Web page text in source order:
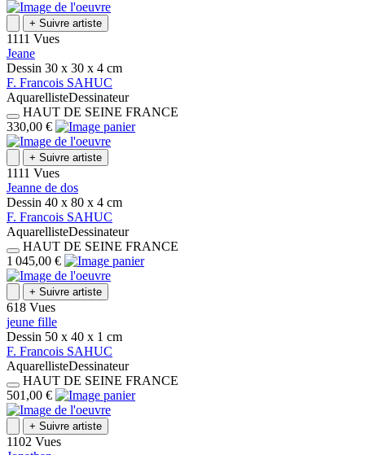
+ Suivre artiste
1111 Vues
Jeane
Dessin 30 x 30 x 4 cm
F. Francois SAHUC
AquarellisteDessinateur
HAUT DE SEINE FRANCE
330,00 €
+ Suivre artiste
1111 Vues
Jeanne de dos
Dessin 40 x 80 x 4 cm
F. Francois SAHUC
AquarellisteDessinateur
HAUT DE SEINE FRANCE
1 045,00 €
+ Suivre artiste
618 Vues
jeune fille
Dessin 50 x 40 x 1 cm
F. Francois SAHUC
AquarellisteDessinateur
HAUT DE SEINE FRANCE
501,00 €
+ Suivre artiste
1102 Vues